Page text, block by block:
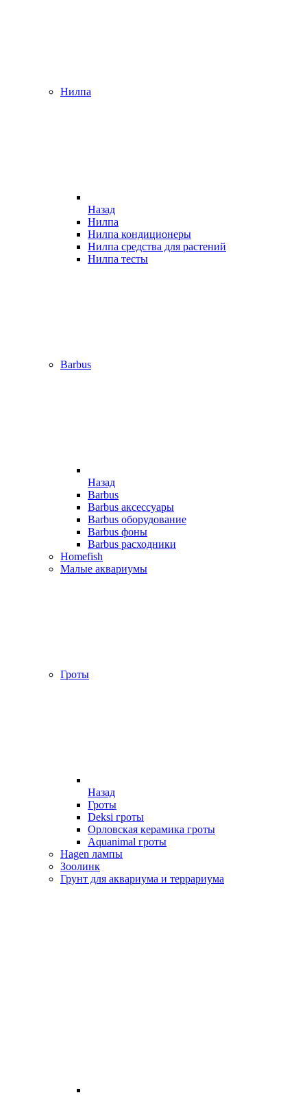
Нилпа
Назад
Нилпа
Нилпа кондиционеры
Нилпа средства для растений
Нилпа тесты
Barbus
Назад
Barbus
Barbus аксессуары
Barbus оборудование
Barbus фоны
Barbus расходники
Homefish
Малые аквариумы
Гроты
Назад
Гроты
Deksi гроты
Орловская керамика гроты
Aquanimal гроты
Hagen лампы
Зоолинк
Грунт для аквариума и террариума